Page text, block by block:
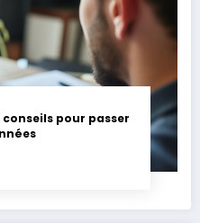
pour passer